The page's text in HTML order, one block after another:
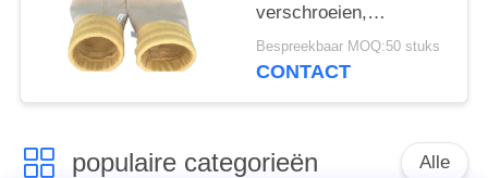
verschroeien,
kalanderen en PTFE-
dompelbehandeling
Bespreekbaar MOQ:50 stuks
CONTACT
populaire categorieën Alle